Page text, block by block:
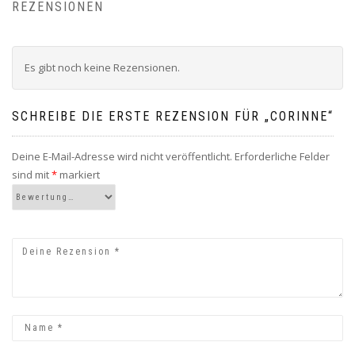
REZENSIONEN
Es gibt noch keine Rezensionen.
SCHREIBE DIE ERSTE REZENSION FÜR „CORINNE“
Deine E-Mail-Adresse wird nicht veröffentlicht. Erforderliche Felder
sind mit* markiert